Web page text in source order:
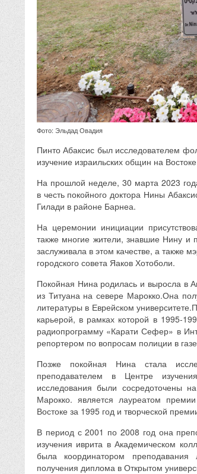
Фото: Эльдад Овадия
Пинто Абаксис был исследователем
изучение израильских общин на
На прошлой неделе, 30 марта 2023
в честь покойного доктора Нины
Гилади в районе Барнеа.
На церемонии инициации
также многие жители, знавшие Нину и
заслуживала в этом качестве, а также
городского совета Яаков Хотоболи.
Покойная Нина родилась и выросла в
из Титуана на севере Марокко.Она
литературы в Еврейском
карьерой, в рамках которой в 1995-
радиопрограмму «Карати Сефер» в
репортером по вопросам полиции в
Позже покойная Нина стала
преподавателем в Центре
исследования были сосредоточены
Марокко. является лауреатом
Востоке за 1995 год и творческой
В период с 2001 по 2008 год она
изучения иврита в Академическом
была координатором
получения диплома в Открытом